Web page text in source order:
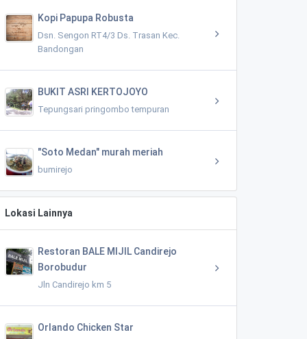
Kopi Papupa Robusta
Dsn. Sengon RT4/3 Ds. Trasan Kec.
Bandongan
BUKIT ASRI KERTOJOYO
Tepungsari pringombo tempuran
"Soto Medan" murah meriah
bumirejo
Lokasi Lainnya
Restoran BALE MIJIL Candirejo
Borobudur
Jln Candirejo km 5
Orlando Chicken Star